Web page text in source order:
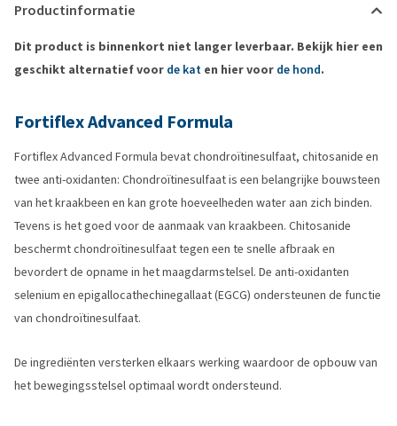
Productinformatie
Dit product is binnenkort niet langer leverbaar. Bekijk hier een
geschikt alternatief voor de kat en hier voor de hond.
Fortiflex Advanced Formula
Fortiflex Advanced Formula bevat chondroïtinesulfaat, chitosanide en
twee anti-oxidanten: Chondroïtinesulfaat is een belangrijke bouwsteen
van het kraakbeen en kan grote hoeveelheden water aan zich binden.
Tevens is het goed voor de aanmaak van kraakbeen. Chitosanide
beschermt chondroïtinesulfaat tegen een te snelle afbraak en
bevordert de opname in het maagdarmstelsel. De anti-oxidanten
selenium en epigallocathechinegallaat (EGCG) ondersteunen de functie
van chondroïtinesulfaat.
De ingrediënten versterken elkaars werking waardoor de opbouw van
het bewegingsstelsel optimaal wordt ondersteund.